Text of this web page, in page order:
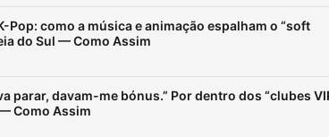
Pop: como a música e animação espalham o “soft
do Sul — Como Assim
parar, davam-me bónus.” Por dentro dos “clubes
Como Assim